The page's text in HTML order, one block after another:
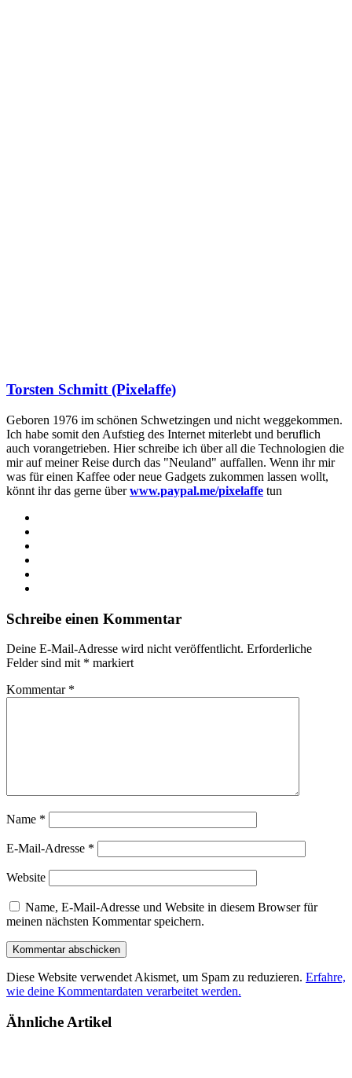
Torsten Schmitt (Pixelaffe)
Geboren 1976 im schönen Schwetzingen und nicht weggekommen.
Ich habe somit den Aufstieg des Internet miterlebt und beruflich
auch vorangetrieben. Hier schreibe ich über all die Technologien die
mir auf meiner Reise durch das "Neuland" auffallen. Wenn ihr mir
was für einen Kaffee oder neue Gadgets zukommen lassen wollt,
könnt ihr das gerne überwww.paypal.me/pixelaffe tun
Schreibe einen Kommentar
Deine E-Mail-Adresse wird nicht veröffentlicht. Erforderliche
Felder sind mit * markiert
Kommentar *
Name *
E-Mail-Adresse *
Website
Name, E-Mail-Adresse und Website in diesem Browser für
meinen nächsten Kommentar speichern.
Diese Website verwendet Akismet, um Spam zu reduzieren. Erfahre,
wie deine Kommentardaten verarbeitet werden.
Ähnliche Artikel